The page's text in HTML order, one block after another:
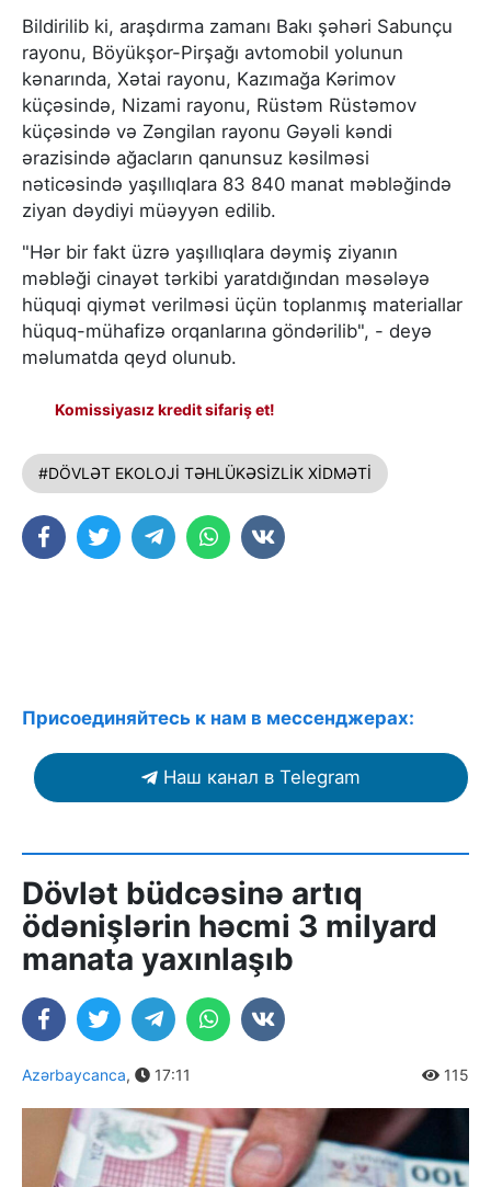
Bildirilib ki, araşdırma zamanı Bakı şəhəri Sabunçu
rayonu, Böyükşor-Pirşağı avtomobil yolunun
kənarında, Xətai rayonu, Kazımağa Kərimov
küçəsində, Nizami rayonu, Rüstəm Rüstəmov
küçəsində və Zəngilan rayonu Gəyəli kəndi
ərazisində ağacların qanunsuz kəsilməsi
nəticəsində yaşıllıqlara 83 840 manat məbləğində
ziyan dəydiyi müəyyən edilib.
"Hər bir fakt üzrə yaşıllıqlara dəymiş ziyanın
məbləği cinayət tərkibi yaratdığından məsələyə
hüquqi qiymət verilməsi üçün toplanmış materiallar
hüquq-mühafizə orqanlarına göndərilib", - deyə
məlumatda qeyd olunub.
Komissiyasız kredit sifariş et!
#DÖVLƏT EKOLOJİ TƏHLÜKƏSİZLİK XİDMƏTİ
Присоединяйтесь к нам в мессенджерах:
Наш канал в Telegram
Dövlət büdcəsinə artıq
ödənişlərin həcmi 3 milyard
manata yaxınlaşıb
Azərbaycanca, 17:11 115